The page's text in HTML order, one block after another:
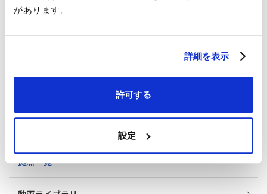
があります。
詳細を表示
許可する
設定
拠点一覧